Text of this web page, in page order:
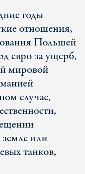
годы
отношения,
Польшей
евро за ущерб,
мировой
случае,
или
танков,